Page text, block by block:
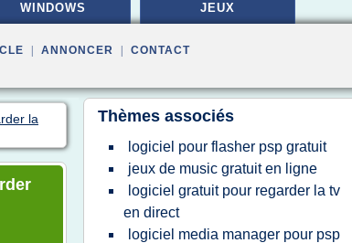
WINDOWS JEUX
ANNONCER CONTACT
la
Thèmes associés
logiciel pour flasher psp gratuit
jeux de music gratuit en ligne
logiciel gratuit pour regarder la tv
en direct
logiciel media manager pour psp